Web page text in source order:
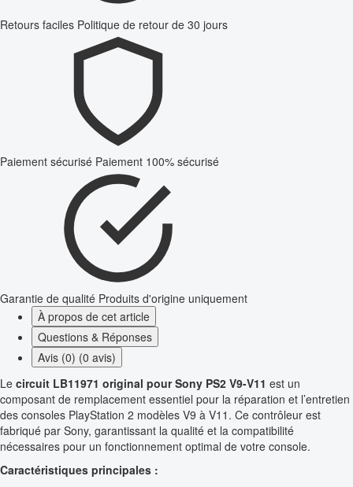
Retours faciles Politique de retour de 30 jours
Paiement sécurisé Paiement 100% sécurisé
Garantie de qualité Produits d'origine uniquement
À propos de cet article
Questions & Réponses
Avis (0) (0 avis)
Le circuit LB11971 original pour Sony PS2 V9-V11 est un
composant de remplacement essentiel pour la réparation et l’entretien
des consoles PlayStation 2 modèles V9 à V11. Ce contrôleur est
fabriqué par Sony, garantissant la qualité et la compatibilité
nécessaires pour un fonctionnement optimal de votre console.
Caractéristiques principales :